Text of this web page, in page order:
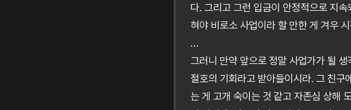
다. 그리고 그런 입금이 안정적으로 지
혀야 비로소 사업이라 할 만한 게 겨우
…
그러니 만약 앞으로 정말 사업가가 될
절호의 기회라고 받아들이시라. 그 친구
는 게 고개 숙이는 것 같고 자존심 상해